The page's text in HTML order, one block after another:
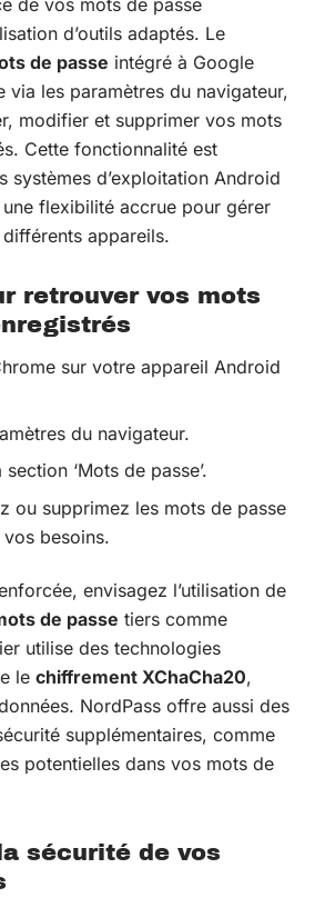
de vos mots de passe
d’outils adaptés. Le
de passe intégré à Google
via les paramètres du navigateur,
modifier et supprimer vos mots
Cette fonctionnalité est
systèmes d’exploitation Android
flexibilité accrue pour gérer
appareils.
retrouver vos mots
sur votre appareil Android
du navigateur.
‘Mots de passe’.
ou supprimez les mots de passe
besoins.
envisagez l’utilisation de
de passe tiers comme
utilise des technologies
le chiffrement XChaCha20,
NordPass offre aussi des
supplémentaires, comme
potentielles dans vos mots de
sécurité de vos